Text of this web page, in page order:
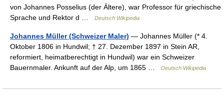
von Johannes Posselius (der Ältere), war Professor für griechische
Sprache und Rektor d …
Deutsch Wikipedia
Johannes Müller (Schweizer Maler) — Johannes Müller (* 4.
Oktober 1806 in Hundwil; † 27. Dezember 1897 in Stein AR,
reformiert, heimatberechtigt in Hundwil) war ein Schweizer
Bauernmaler. Ankunft auf der Alp, um 1865 …
Deutsch Wikipedia